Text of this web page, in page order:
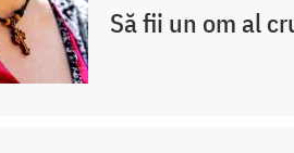
Să fii un om al